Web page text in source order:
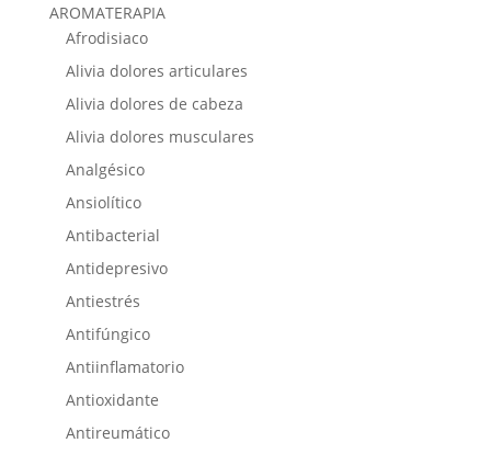
AROMATERAPIA
Afrodisiaco
Alivia dolores articulares
Alivia dolores de cabeza
Alivia dolores musculares
Analgésico
Ansiolítico
Antibacterial
Antidepresivo
Antiestrés
Antifúngico
Antiinflamatorio
Antioxidante
Antireumático